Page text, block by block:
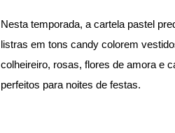
Nesta temporada, a cartela pastel
listras em tons candy colorem
colheireiro, rosas, flores de amora e
perfeitos para noites de festas.